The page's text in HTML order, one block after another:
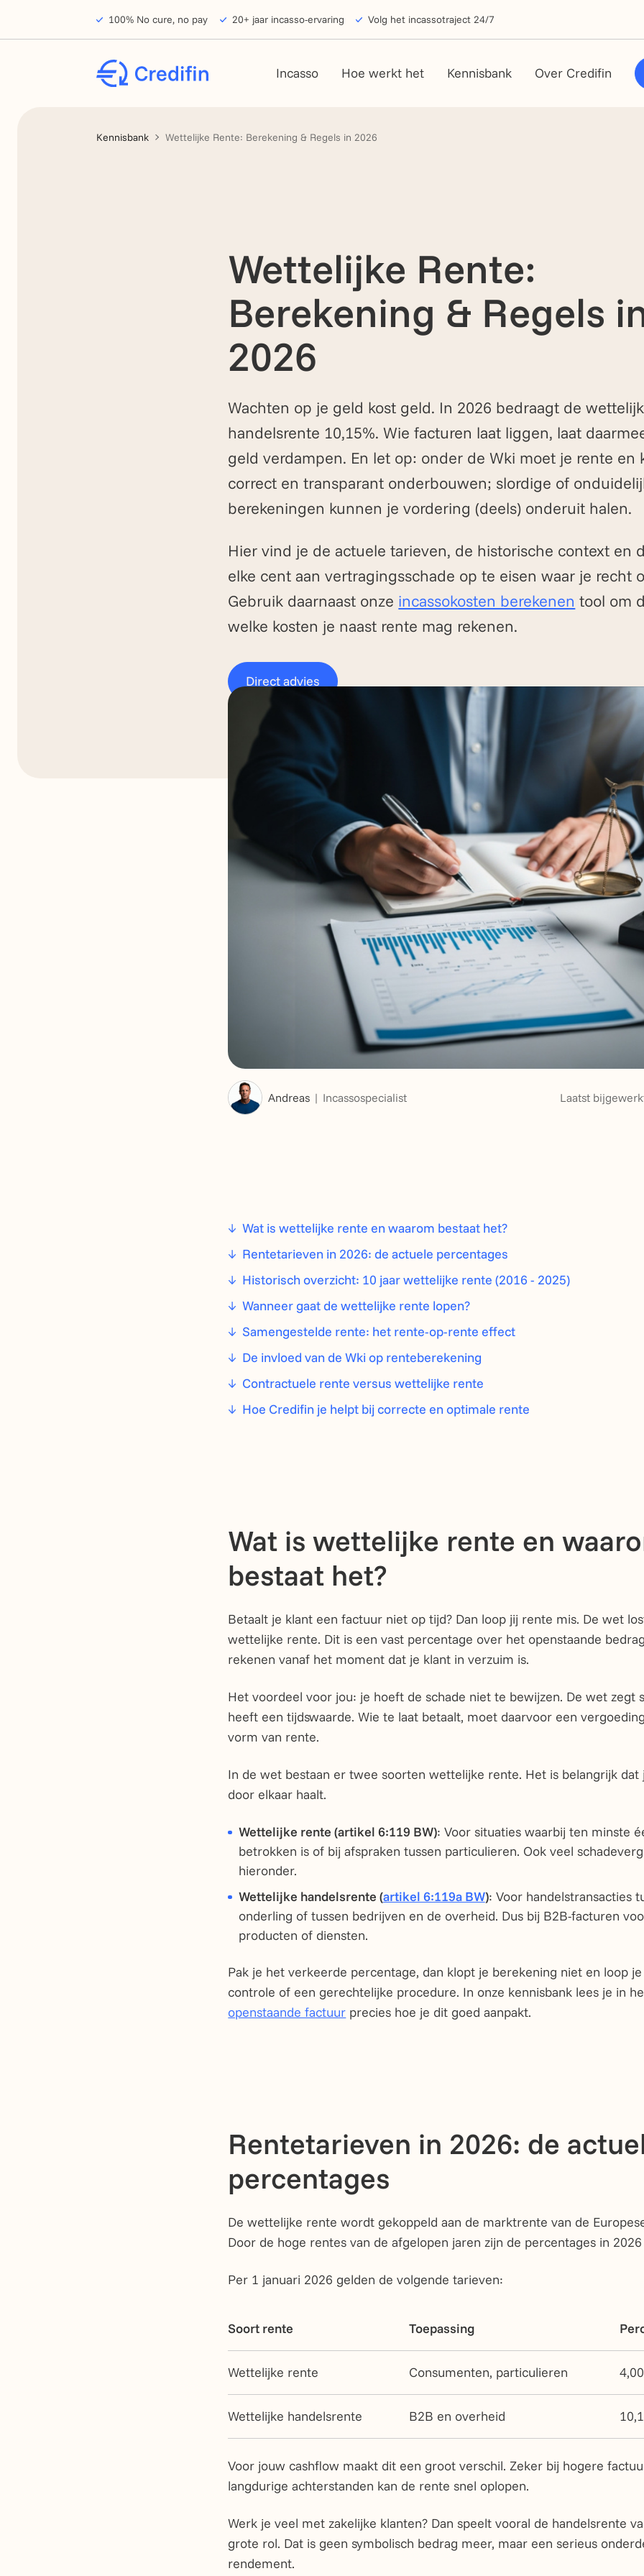
Verder naar navigatie
Ga naar hoofdinhoud100% No cure, no pay 20+ jaar incasso-ervaring Volg het incassotraject 24/7
Incasso Hoe werkt het Kennisbank Over Credifin
Kennisbank Wettelijke Rente: Berekening & Regels in 2026
Wettelijke Rente:
Berekening & Regels
2026
Wachten op je geld kost geld. In 2026 bedraagt de
handelsrente 10,15%. Wie facturen laat liggen, laat
geld verdampen. En let op: onder de Wki moet je rente en
correct en transparant onderbouwen; slordige of
berekeningen kunnen je vordering (deels) onderuit halen.
Hier vind je de actuele tarieven, de historische context en
elke cent aan vertragingsschade op te eisen waar je recht
Gebruik daarnaast onze incassokosten berekenen tool om
welke kosten je naast rente mag rekenen.
Direct advies
Andreas Incassospecialist Laatst
Wat is wettelijke rente en waarom bestaat het?
Rentetarieven in 2026: de actuele percentages
Historisch overzicht: 10 jaar wettelijke rente (2016 - 2025)
Wanneer gaat de wettelijke rente lopen?
Samengestelde rente: het rente-op-rente effect
De invloed van de Wki op renteberekening
Contractuele rente versus wettelijke rente
Hoe Credifin je helpt bij correcte en optimale rente
Wat is wettelijke rente en
bestaat het?
Betaalt je klant een factuur niet op tijd? Dan loop jij rente mis. De wet
wettelijke rente. Dit is een vast percentage over het openstaande
rekenen vanaf het moment dat je klant in verzuim is.
Het voordeel voor jou: je hoeft de schade niet te bewijzen. De wet zegt
heeft een tijdswaarde. Wie te laat betaalt, moet daarvoor een
vorm van rente.
In de wet bestaan er twee soorten wettelijke rente. Het is belangrijk dat
door elkaar haalt.
Wettelijke rente (artikel 6:119 BW): Voor situaties waarbij ten minste
betrokken is of bij afspraken tussen particulieren. Ook veel
hieronder.
Wettelijke handelsrente (artikel 6:119a BW): Voor handelstransacties
onderling of tussen bedrijven en de overheid. Dus bij B2B-facturen
producten of diensten.
Pak je het verkeerde percentage, dan klopt je berekening niet en loop
controle of een gerechtelijke procedure. In onze kennisbank lees je in
openstaande factuur precies hoe je dit goed aanpakt.
Rentetarieven in 2026: de
percentages
De wettelijke rente wordt gekoppeld aan de marktrente van de
Door de hoge rentes van de afgelopen jaren zijn de percentages in
Per 1 januari 2026 gelden de volgende tarieven:
Soort rente Toepassing
Wettelijke rente Consumenten, particulieren
Wettelijke handelsrente B2B en overheid
Voor jouw cashflow maakt dit een groot verschil. Zeker bij hogere
langdurige achterstanden kan de rente snel oplopen.
Werk je veel met zakelijke klanten? Dan speelt vooral de handelsrente
grote rol. Dat is geen symbolisch bedrag meer, maar een serieus
rendement.